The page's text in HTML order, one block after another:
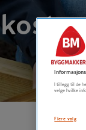
I tillegg til de
velge hvilke
Flere valg